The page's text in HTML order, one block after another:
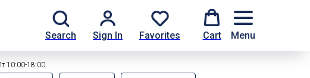
Search
Sign In Favorites Cart Menu
10:00-18:00